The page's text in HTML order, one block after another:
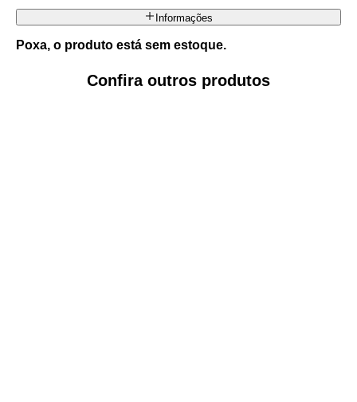
Informações
Poxa, o produto está sem estoque.
Confira outros produtos